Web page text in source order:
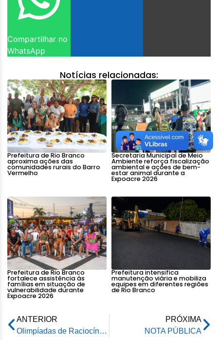
Compartilhar no
WhatsApp
Notícias relacionadas:
Prefeitura de Rio Branco
aproxima ações das
comunidades rurais do Barro
Vermelho
Secretaria Municipal de Meio
Ambiente reforça fiscalização
ambiental e ações de bem-
estar animal durante a
Expoacre 2026
Prefeitura de Rio Branco
fortalece assistência às
famílias em situação de
vulnerabilidade durante
Expoacre 2026
Prefeitura intensifica
manutenção viária e mobiliza
equipes em diferentes regiões
de Rio Branco
ANTERIOR
Olimpíadas de Raciocínio estimulam pensamento lógico de alunos da rede municipal da Prefeitura de Rio Branco
PRÓXIMA
NOTA PÚBLICA